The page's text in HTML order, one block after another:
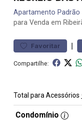
Apartamento Padrão
para Venda em
Favoritar |
Compartilhe:
Total para Acessórios
Condomínio